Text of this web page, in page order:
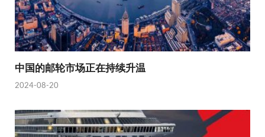
中国的邮轮市场正在持续升温
2024-08-20